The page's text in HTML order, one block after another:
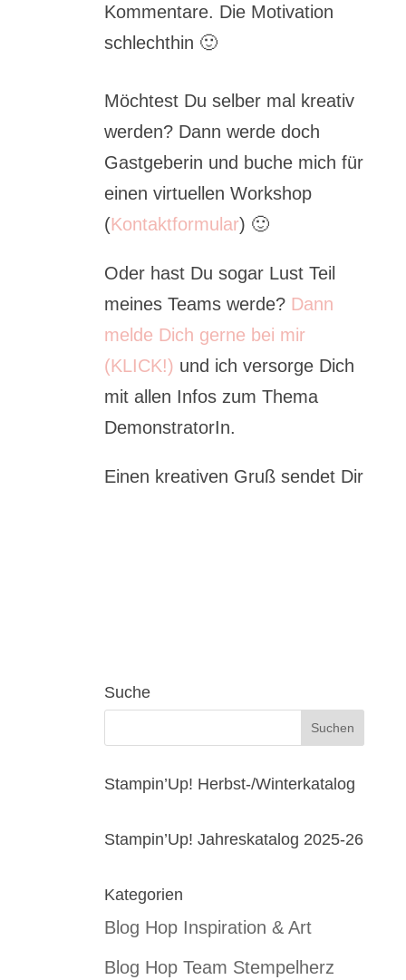
Kommentare. Die Motivation
schlechthin 🙂
Möchtest Du selber mal kreativ
werden? Dann werde doch
Gastgeberin und buche mich für
einen virtuellen Workshop
(Kontaktformular) 🙂
Oder hast Du sogar Lust Teil
meines Teams werde? Dann
melde Dich gerne bei mir
(KLICK!) und ich versorge Dich
mit allen Infos zum Thema
DemonstratorIn.
Einen kreativen Gruß sendet Dir
Suche
Stampin’Up! Herbst-/Winterkatalog
Stampin’Up! Jahreskatalog 2025-26
Kategorien
Blog Hop Inspiration & Art
Blog Hop Team Stempelherz